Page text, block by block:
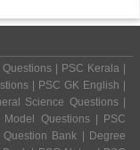
| PSC Kerala |
| PSC GK English |
Science Questions |
Questions | PSC
Bank | Degree